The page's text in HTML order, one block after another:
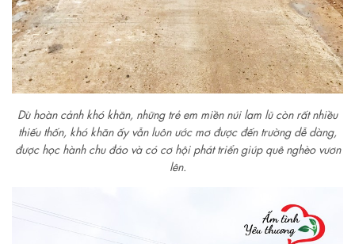
Dù hoàn cảnh khó khăn, những trẻ em miền núi lam lũ còn rất nhiều
thiếu thốn, khó khăn ấy vẫn luôn ước mơ được đến trường dễ dàng,
được học hành chu đáo và có cơ hội phát triển giúp quê nghèo vươn
lên.